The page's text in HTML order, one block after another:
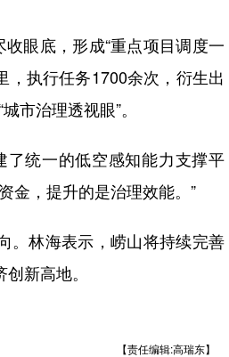
收眼底，形成“重点项目调度一
，执行任务1700余次，衍生出
城市治理透视眼”
了统一的低空感知能力支撑平
金，提升的是治理效能。 ”
。林海表示，崂山将持续完善
新高地。
【责任编辑:高瑞东】